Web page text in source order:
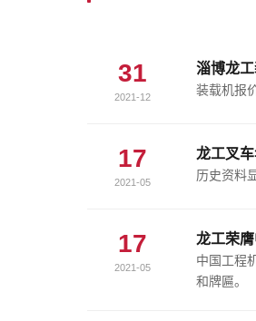
31
2021-12
淄博龙工
装载机报
17
2021-05
龙工叉
历史资料
17
2021-05
龙工荣
中国工程
和牌匾。